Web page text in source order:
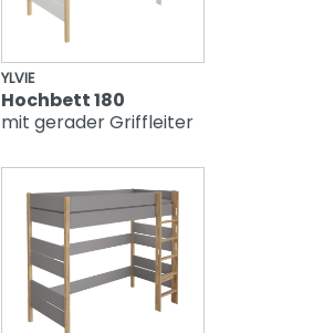
YLVIE
Hochbett 180
mit gerader Griffleiter